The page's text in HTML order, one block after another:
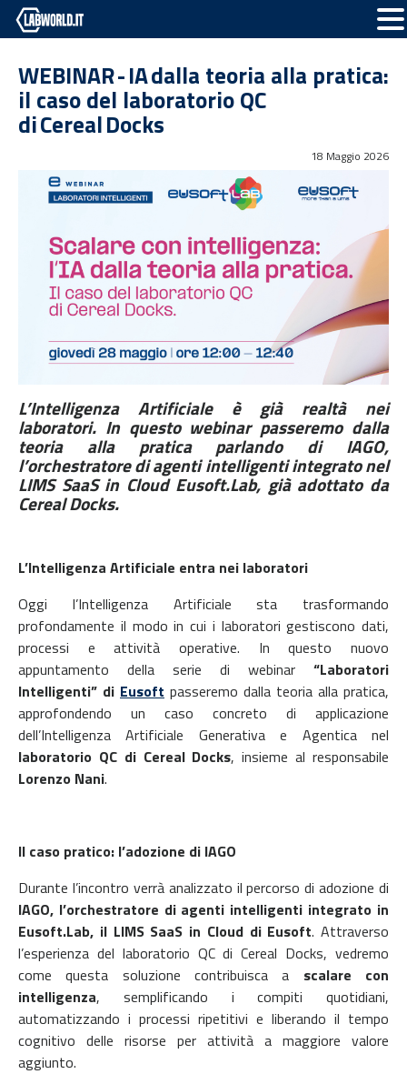
WEBINAR - IA dalla teoria alla pratica:
il caso del laboratorio QC
di Cereal Docks
18 Maggio 2026
L’Intelligenza Artificiale è già realtà nei
laboratori. In questo webinar passeremo dalla
teoria alla pratica parlando di IAGO,
l’orchestratore di agenti intelligenti integrato nel
LIMS SaaS in Cloud Eusoft.Lab, già adottato da
Cereal Docks.
L’Intelligenza Artificiale entra nei laboratori
Oggi l’Intelligenza Artificiale sta trasformando
profondamente il modo in cui i laboratori gestiscono dati,
processi e attività operative. In questo nuovo
appuntamento della serie di webinar “Laboratori
Intelligenti” di Eusoft passeremo dalla teoria alla pratica,
approfondendo un caso concreto di applicazione
dell’Intelligenza Artificiale Generativa e Agentica nel
laboratorio QC di Cereal Docks, insieme al responsabile
Lorenzo Nani.
Il caso pratico: l’adozione di IAGO
Durante l’incontro verrà analizzato il percorso di adozione di
IAGO, l’orchestratore di agenti intelligenti integrato in
Eusoft.Lab, il LIMS SaaS in Cloud di Eusoft. Attraverso
l’esperienza del laboratorio QC di Cereal Docks, vedremo
come questa soluzione contribuisca a scalare con
intelligenza, semplificando i compiti quotidiani,
automatizzando i processi ripetitivi e liberando il tempo
cognitivo delle risorse per attività a maggiore valore
aggiunto.